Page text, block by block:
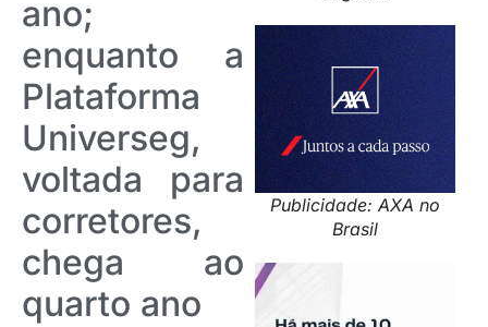
Publicidade: AXA no
Brasil
ano;
enquanto a
Plataforma
Universeg,
voltada para
corretores,
chega ao
quarto ano